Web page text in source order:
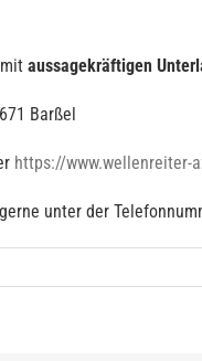
aussagekräftigen
Barßel
https://www.wellenreiter-
unter der